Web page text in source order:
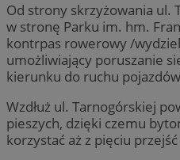
Od strony skrzyżowania ul.
w stronę Parku im. hm.
kontrpas rowerowy /
umożliwiający poruszanie
kierunku do ruchu
Wzdłuż ul. Tarnogórskiej
pieszych, dzięki czemu
korzystać aż z pięciu